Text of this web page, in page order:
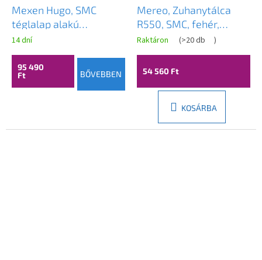
Mexen Hugo, SMC
téglalap alakú
zuhanytálca 110 x 100
cm, szürke, 42611011
14 dní
95 490
Ft
BŐVEBBEN
Mereo, Zuhanytálca
R550, SMC, fehér,
lábakkal és szifonnal o
90 mm, MER-CV01H
Raktáron (>20 db )
54 560 Ft
KOSÁRBA